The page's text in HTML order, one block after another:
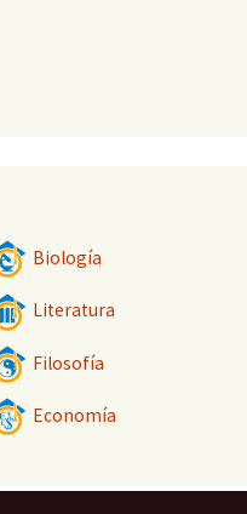
Biología
Literatura
Filosofía
Economía